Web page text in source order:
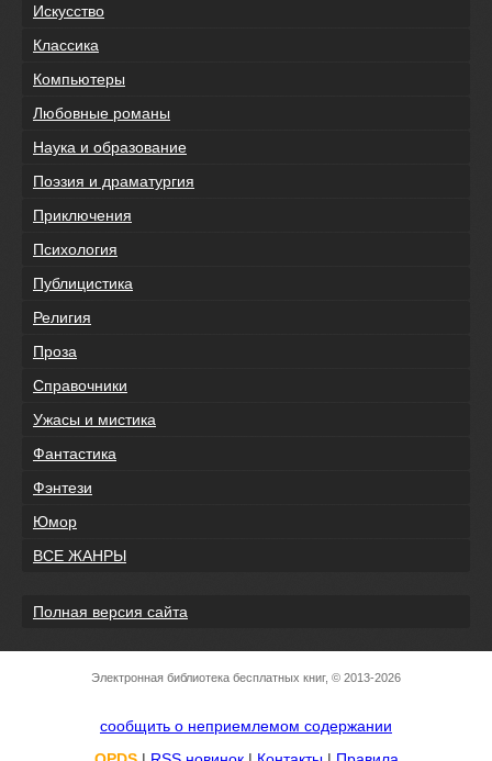
Искусство
Классика
Компьютеры
Любовные романы
Наука и образование
Поэзия и драматургия
Приключения
Психология
Публицистика
Религия
Проза
Справочники
Ужасы и мистика
Фантастика
Фэнтези
Юмор
ВСЕ ЖАНРЫ
Полная версия сайта
Электронная библиотека бесплатных книг, © 2013-2026
сообщить о неприемлемом содержании